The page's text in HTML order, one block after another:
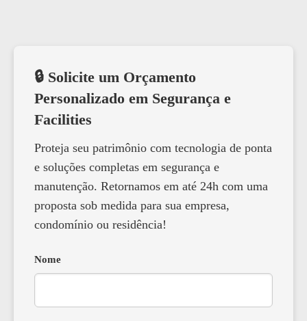
🔒 Solicite um Orçamento
Personalizado em Segurança e
Facilities
Proteja seu patrimônio com tecnologia de ponta
e soluções completas em segurança e
manutenção. Retornamos em até 24h com uma
proposta sob medida para sua empresa,
condomínio ou residência!
Nome